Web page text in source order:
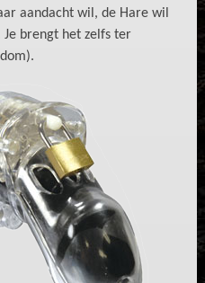
aandacht wil, de Hare wil
brengt het zelfs ter